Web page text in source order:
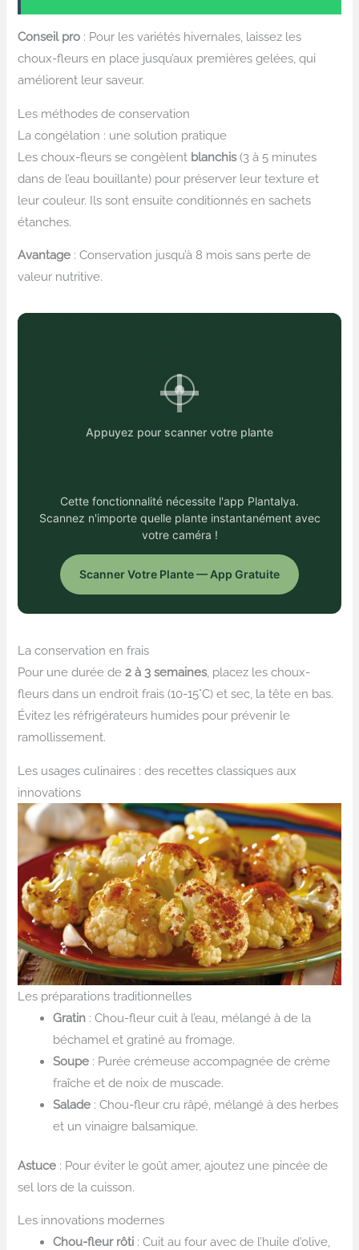
Conseil pro : Pour les variétés hivernales, laissez les
choux-fleurs en place jusqu’aux premières gelées, qui
améliorent leur saveur.
Les méthodes de conservation
La congélation : une solution pratique
Les choux-fleurs se congèlent blanchis(3 à 5 minutes
dans de l’eau bouillante) pour préserver leur texture et
leur couleur. Ils sont ensuite conditionnés en sachets
étanches.
Avantage : Conservation jusqu’à 8 mois sans perte de
valeur nutritive.
Appuyez pour scanner votre plante
Cette fonctionnalité nécessite l'app Plantalya.
Scannez n'importe quelle plante instantanément avec
votre caméra !
Scanner Votre Plante — App Gratuite
La conservation en frais
Pour une durée de2 à 3 semaines, placez les choux-
fleurs dans un endroit frais (10-15°C) et sec, la tête en bas.
Évitez les réfrigérateurs humides pour prévenir le
ramollissement.
Les usages culinaires : des recettes classiques aux
innovations
Les préparations traditionnelles
Gratin : Chou-fleur cuit à l’eau, mélangé à de la
béchamel et gratiné au fromage.
Soupe : Purée crémeuse accompagnée de crème
fraîche et de noix de muscade.
Salade : Chou-fleur cru râpé, mélangé à des herbes
et un vinaigre balsamique.
Astuce : Pour éviter le goût amer, ajoutez une pincée de
sel lors de la cuisson.
Les innovations modernes
Chou-fleur rôti : Cuit au four avec de l’huile d’olive,